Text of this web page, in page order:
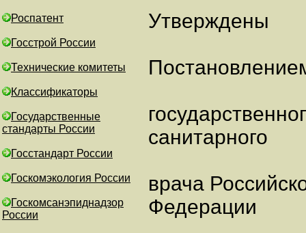
Роспатент
Госстрой России
Технические комитеты
Классификаторы
Государственные
стандарты России
Госстандарт России
Госкомэкология России
Госкомсанэпиднадзор
России
Утверждены
санитарного
врача
Федерации